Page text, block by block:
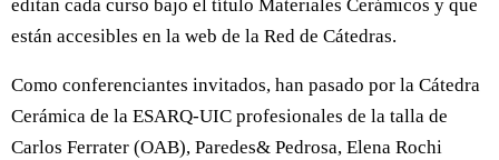
editan cada curso bajo el título Materiales Cerámicos y que
están accesibles en la web de la Red de Cátedras.
Como conferenciantes invitados, han pasado por la Cátedra
Cerámica de la ESARQ-UIC profesionales de la talla de
Carlos Ferrater (OAB), Paredes& Pedrosa, Elena Rochi